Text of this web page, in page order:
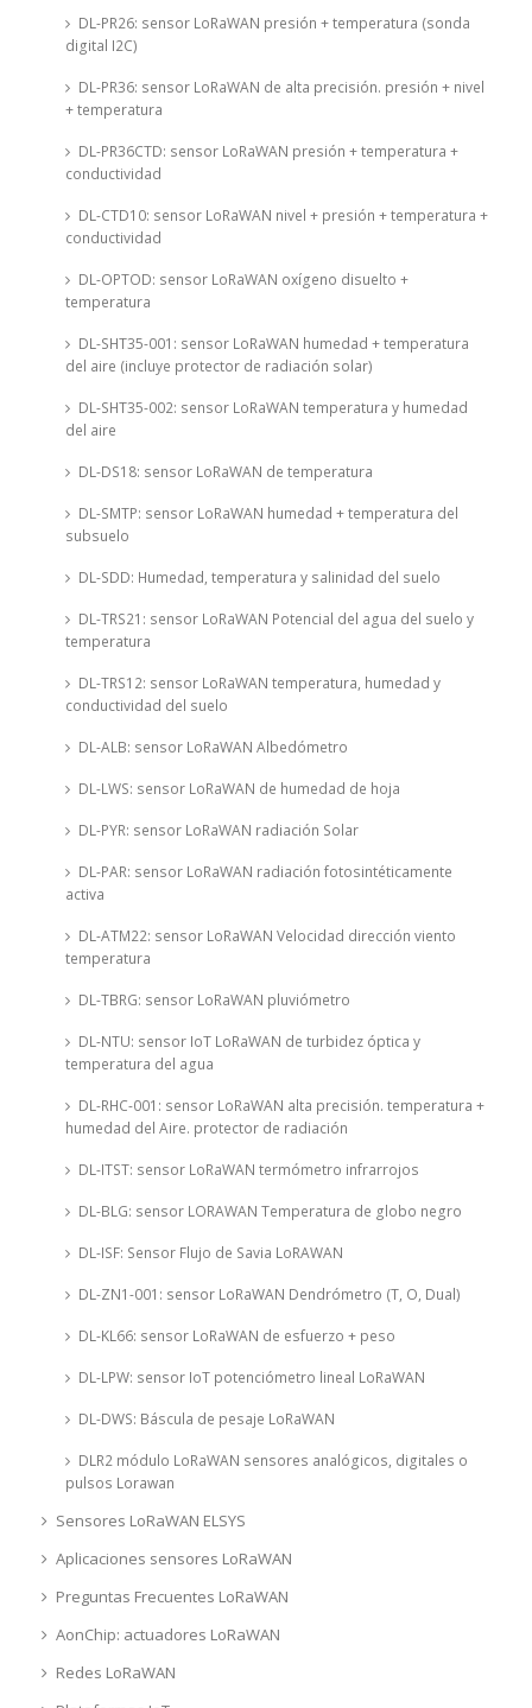
DL-PR26: sensor LoRaWAN presión + temperatura (sonda
digital I2C)
DL-PR36: sensor LoRaWAN de alta precisión. presión + nivel
+ temperatura
DL-PR36CTD: sensor LoRaWAN presión + temperatura +
conductividad
DL-CTD10: sensor LoRaWAN nivel + presión + temperatura +
conductividad
DL-OPTOD: sensor LoRaWAN oxígeno disuelto +
temperatura
DL-SHT35-001: sensor LoRaWAN humedad + temperatura
del aire (incluye protector de radiación solar)
DL-SHT35-002: sensor LoRaWAN temperatura y humedad
del aire
DL-DS18: sensor LoRaWAN de temperatura
DL-SMTP: sensor LoRaWAN humedad + temperatura del
subsuelo
DL-SDD: Humedad, temperatura y salinidad del suelo
DL-TRS21: sensor LoRaWAN Potencial del agua del suelo y
temperatura
DL-TRS12: sensor LoRaWAN temperatura, humedad y
conductividad del suelo
DL-ALB: sensor LoRaWAN Albedómetro
DL-LWS: sensor LoRaWAN de humedad de hoja
DL-PYR: sensor LoRaWAN radiación Solar
DL-PAR: sensor LoRaWAN radiación fotosintéticamente
activa
DL-ATM22: sensor LoRaWAN Velocidad dirección viento
temperatura
DL-TBRG: sensor LoRaWAN pluviómetro
DL-NTU: sensor IoT LoRaWAN de turbidez óptica y
temperatura del agua
DL-RHC-001: sensor LoRaWAN alta precisión. temperatura +
humedad del Aire. protector de radiación
DL-ITST: sensor LoRaWAN termómetro infrarrojos
DL-BLG: sensor LORAWAN Temperatura de globo negro
DL-ISF: Sensor Flujo de Savia LoRAWAN
DL-ZN1-001: sensor LoRaWAN Dendrómetro (T, O, Dual)
DL-KL66: sensor LoRaWAN de esfuerzo + peso
DL-LPW: sensor IoT potenciómetro lineal LoRaWAN
DL-DWS: Báscula de pesaje LoRaWAN
DLR2 módulo LoRaWAN sensores analógicos, digitales o
pulsos Lorawan
Sensores LoRaWAN ELSYS
Aplicaciones sensores LoRaWAN
Preguntas Frecuentes LoRaWAN
AonChip: actuadores LoRaWAN
Redes LoRaWAN